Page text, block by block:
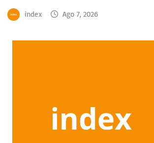
index Ago 7, 2026